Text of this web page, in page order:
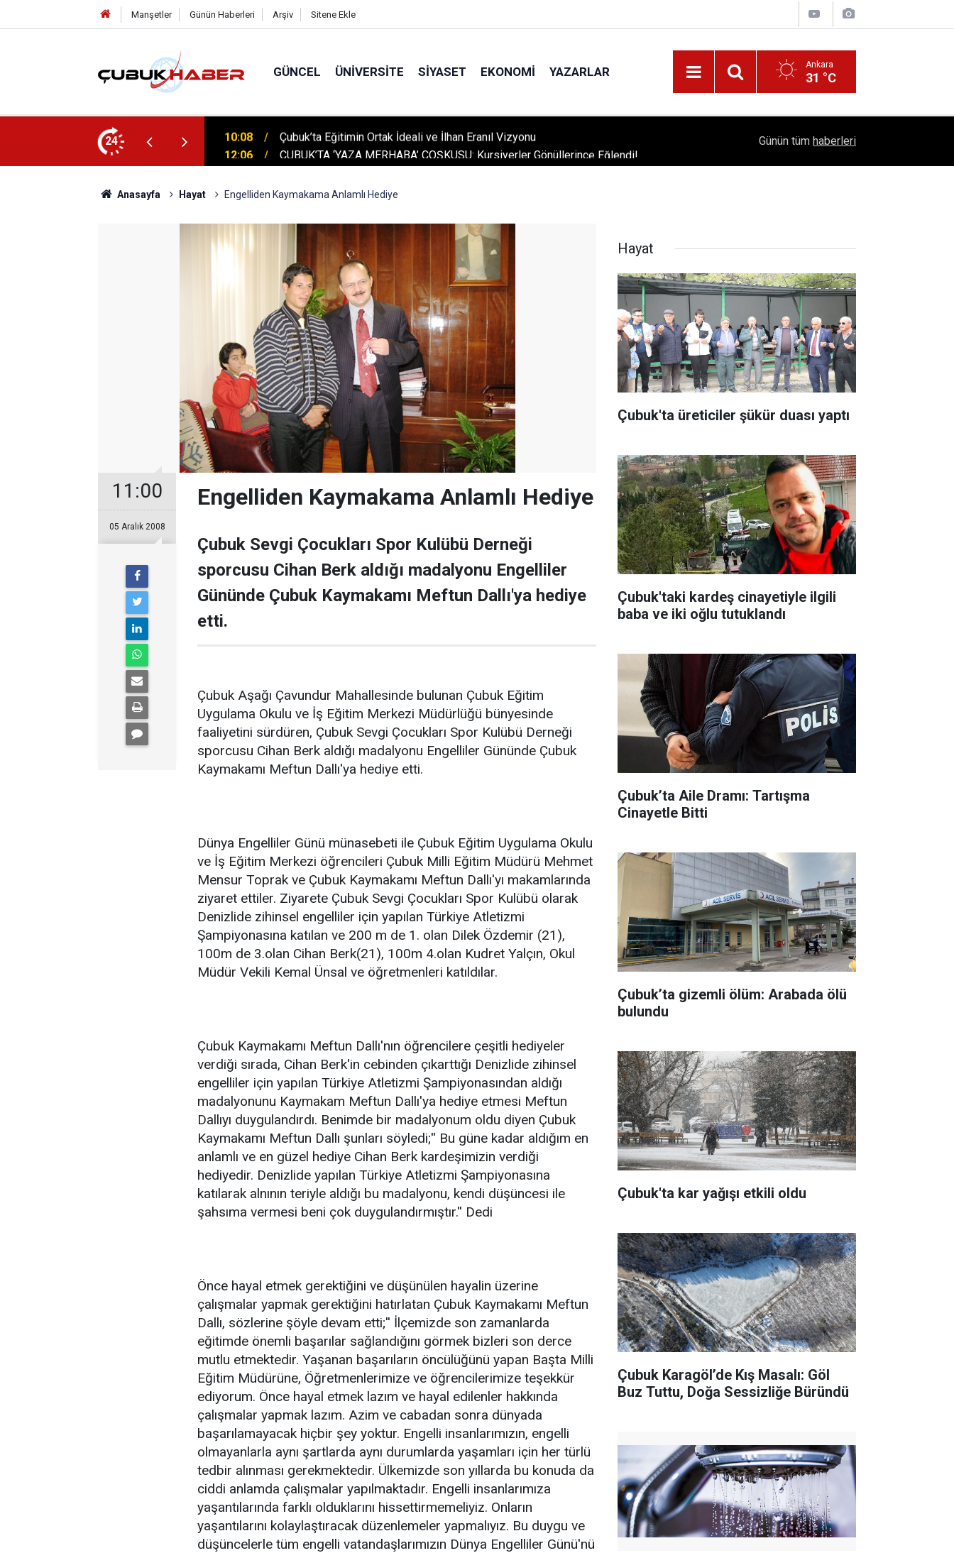
Manşetler Günün Haberleri Arşiv Sitene Ekle
GÜNCEL ÜNIVERSITE SIYASET EKONOMI YAZARLAR Ankara
31 °C
24
Eranıl Vizyonu 12:06 ÇUBUK’TA ‘YAZA MERHABA’ COŞKUSU: Kursiyerler Gönüllerince Eğlendi! 1504 Kep, Tek Bir Hedef: Bilim Kenti Çubuk
Günün tüm haberleri
Anasayfa Hayat Engelliden Kaymakama Anlamlı Hediye
11:00
05 Aralık 2008
Engelliden Kaymakama Anlamlı Hediye
Çubuk Sevgi Çocukları Spor Kulübü Derneği
sporcusu Cihan Berk aldığı madalyonu Engelliler
Gününde Çubuk Kaymakamı Meftun Dallı'ya hediye
etti.
Çubuk Aşağı Çavundur Mahallesinde bulunan Çubuk Eğitim
Uygulama Okulu ve İş Eğitim Merkezi Müdürlüğü bünyesinde
faaliyetini sürdüren, Çubuk Sevgi Çocukları Spor Kulübü Derneği
sporcusu Cihan Berk aldığı madalyonu Engelliler Gününde Çubuk
Kaymakamı Meftun Dallı'ya hediye etti.
Dünya Engelliler Günü münasebeti ile Çubuk Eğitim Uygulama Okulu
ve İş Eğitim Merkezi öğrencileri Çubuk Milli Eğitim Müdürü Mehmet
Mensur Toprak ve Çubuk Kaymakamı Meftun Dallı'yı makamlarında
ziyaret ettiler. Ziyarete Çubuk Sevgi Çocukları Spor Kulübü olarak
Denizlide zihinsel engelliler için yapılan Türkiye Atletizmi
Şampiyonasına katılan ve 200 m de 1. olan Dilek Özdemir (21),
100m de 3.olan Cihan Berk(21), 100m 4.olan Kudret Yalçın, Okul
Müdür Vekili Kemal Ünsal ve öğretmenleri katıldılar.
Çubuk Kaymakamı Meftun Dallı'nın öğrencilere çeşitli hediyeler
verdiği sırada, Cihan Berk'in cebinden çıkarttığı Denizlide zihinsel
engelliler için yapılan Türkiye Atletizmi Şampiyonasından aldığı
madalyonunu Kaymakam Meftun Dallı'ya hediye etmesi Meftun
Dallıyı duygulandırdı. Benimde bir madalyonum oldu diyen Çubuk
Kaymakamı Meftun Dallı şunları söyledi;'' Bu güne kadar aldığım en
anlamlı ve en güzel hediye Cihan Berk kardeşimizin verdiği
hediyedir. Denizlide yapılan Türkiye Atletizmi Şampiyonasına
katılarak alnının teriyle aldığı bu madalyonu, kendi düşüncesi ile
şahsıma vermesi beni çok duygulandırmıştır.'' Dedi
Önce hayal etmek gerektiğini ve düşünülen hayalin üzerine
çalışmalar yapmak gerektiğini hatırlatan Çubuk Kaymakamı Meftun
Dallı, sözlerine şöyle devam etti;'' İlçemizde son zamanlarda
eğitimde önemli başarılar sağlandığını görmek bizleri son derce
mutlu etmektedir. Yaşanan başarıların öncülüğünü yapan Başta Milli
Eğitim Müdürüne, Öğretmenlerimize ve öğrencilerimize teşekkür
ediyorum. Önce hayal etmek lazım ve hayal edilenler hakkında
çalışmalar yapmak lazım. Azim ve cabadan sonra dünyada
başarılamayacak hiçbir şey yoktur. Engelli insanlarımızın, engelli
olmayanlarla aynı şartlarda aynı durumlarda yaşamları için her türlü
tedbir alınması gerekmektedir. Ülkemizde son yıllarda bu konuda da
ciddi anlamda çalışmalar yapılmaktadır. Engelli insanlarımıza
yaşantılarında farklı olduklarını hissettirmemeliyiz. Onların
yaşantılarını kolaylaştıracak düzenlemeler yapmalıyız. Bu duygu ve
düşüncelerle tüm engelli vatandaşlarımızın Dünya Engelliler Günü'nü
Hayat
Çubuk'ta üreticiler şükür duası yaptı
Çubuk'taki kardeş cinayetiyle ilgili
baba ve iki oğlu tutuklandı
Çubuk’ta Aile Dramı: Tartışma
Cinayetle Bitti
Çubuk’ta gizemli ölüm: Arabada ölü
bulundu
Çubuk'ta kar yağışı etkili oldu
Çubuk Karagöl’de Kış Masalı: Göl
Buz Tuttu, Doğa Sessizliğe Büründü